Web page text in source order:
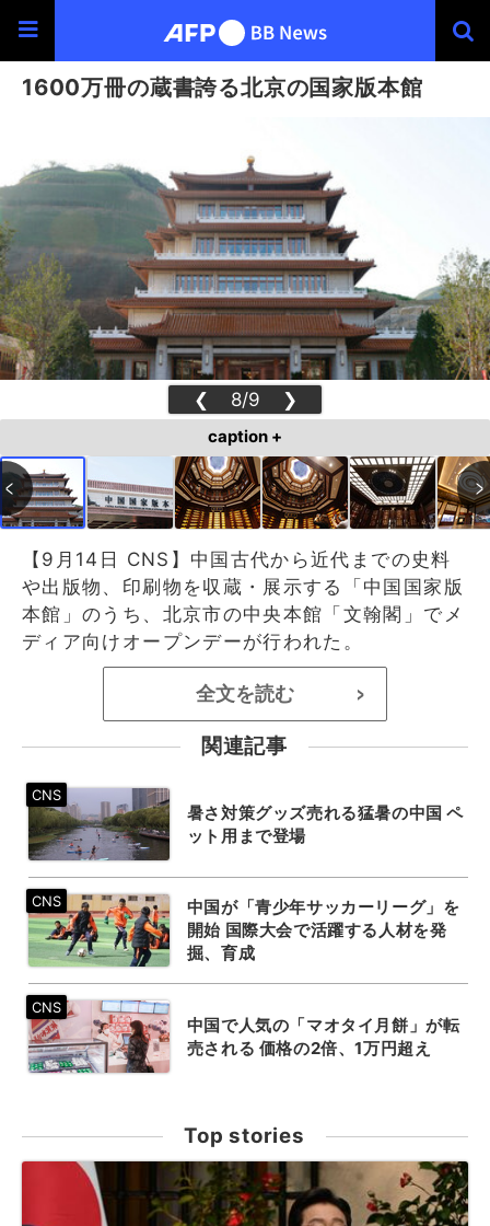
1600万冊の蔵書誇る北京の国家版本館
❮ 8/9 ❯
caption +
【9月14日 CNS】中国古代から近代までの史料
や出版物、印刷物を収蔵・展示する「中国国家版
本館」のうち、北京市の中央本館「文翰閣」でメ
ディア向けオープンデーが行われた。
全文を読む >
関連記事
暑さ対策グッズ売れる猛暑の中国 ペ
ット用まで登場
中国が「青少年サッカーリーグ」を
開始 国際大会で活躍する人材を発
掘、育成
中国で人気の「マオタイ月餅」が転
売される 価格の2倍、1万円超え
Top stories